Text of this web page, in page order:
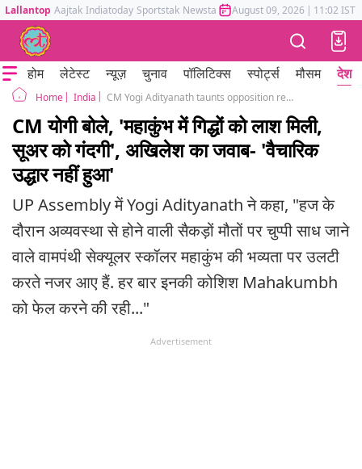
Lallantop Aajtak Indiatoday Sportstak Newstak Mumbai Tak Astrotak
August 09, 2026 | 11:02 IST
होम लेटेस्ट न्यूज़ चुनाव पॉलिटिक्स स्पोर्ट्स मौसम देश
Home India CM Yogi Adityanath taunts opposition regarding Mahakumbh preparation
CM योगी बोले, 'महाकुंभ में गिद्धों को लाश मिली,
सूअर को गंदगी', अखिलेश का जवाब- 'वैचारिक
उद्धार नहीं हुआ'
UP Assembly में Yogi Adityanath ने कहा, "हज के
दौरान अव्यवस्था से होने वाली सैकड़ों मौतों पर चुप्पी साध जाने
वाले वामपंथी सेक्यूलर स्कॉलर महाकुंभ की भव्यता पर उलटी
करते नजर आए हैं. हर बार इनकी कोशिश Mahakumbh
को फेल करने की रही..."
Advertisement